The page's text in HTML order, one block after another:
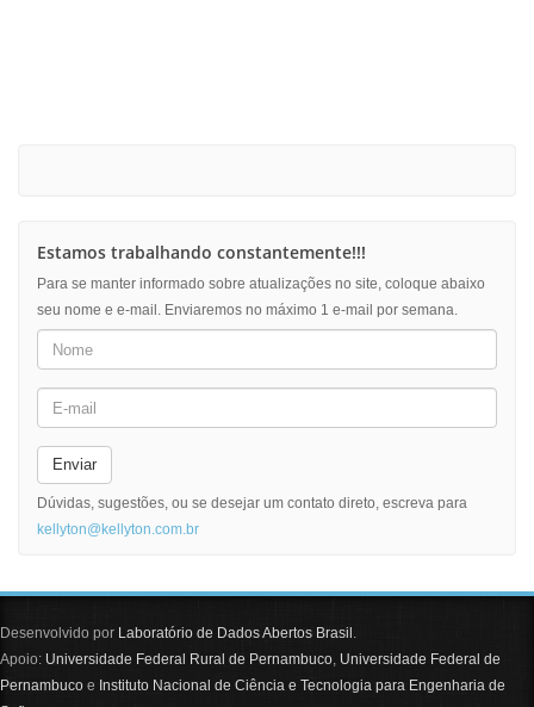
Estamos trabalhando constantemente!!!
Para se manter informado sobre atualizações no site, coloque abaixo
seu nome e e-mail. Enviaremos no máximo 1 e-mail por semana.
Enviar
Dúvidas, sugestões, ou se desejar um contato direto, escreva para
kellyton@kellyton.com.br
Desenvolvido por Laboratório de Dados Abertos Brasil .
Apoio: Universidade Federal Rural de Pernambuco, Universidade Federal de
Pernambuco e Instituto Nacional de Ciência e Tecnologia para Engenharia de